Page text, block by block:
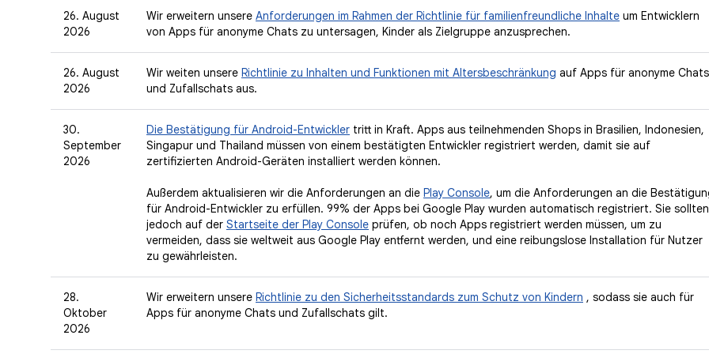
26. August
2026
Wir erweitern unsere Anforderungen im Rahmen der Richtlinie für familienfreundliche Inhalte um Entwicklern
von Apps für anonyme Chats zu untersagen, Kinder als Zielgruppe anzusprechen.
26. August
2026
Wir weiten unsere Richtlinie zu Inhalten und Funktionen mit Altersbeschränkung auf Apps für anonyme Chats
und Zufallschats aus.
30.
September
2026
Die Bestätigung für Android-Entwickler tritt in Kraft. Apps aus teilnehmenden Shops in Brasilien, Indonesien,
Singapur und Thailand müssen von einem bestätigten Entwickler registriert werden, damit sie auf
zertifizierten Android-Geräten installiert werden können.
Außerdem aktualisieren wir die Anforderungen an die Play Console, um die Anforderungen an die
für Android-Entwickler zu erfüllen. 99% der Apps bei Google Play wurden automatisch registriert. Sie sollten
jedoch auf der Startseite der Play Console prüfen, ob noch Apps registriert werden müssen, um zu
vermeiden, dass sie weltweit aus Google Play entfernt werden, und eine reibungslose Installation für Nutzer
zu gewährleisten.
28.
Oktober
2026
Wir erweitern unsere Richtlinie zu den Sicherheitsstandards zum Schutz von Kindern , sodass sie auch für
Apps für anonyme Chats und Zufallschats gilt.